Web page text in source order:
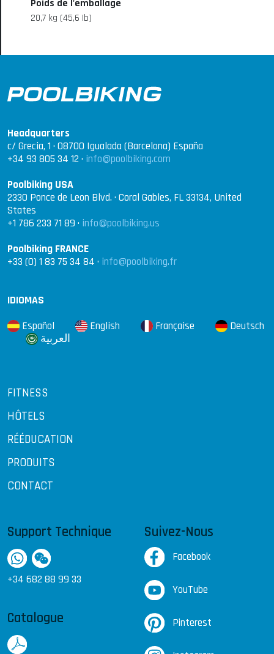
Poids de l'emballage
20,7 kg (45,6 Ib)
Headquarters
c/ Grecia, 1 · 08700 Igualada (Barcelona) España
+34 93 805 34 12 · info@poolbiking.com
Poolbiking USA
2330 Ponce de Leon Blvd. · Coral Gables, FL 33134, United
States
+1 786 233 71 89 · info@poolbiking.us
Poolbiking FRANCE
+33 (0) 1 83 75 34 84 · info@poolbiking.fr
IDIOMAS
Español
English Française
Deutsch
العربية
FITNESS
HÔTELS
RÉÉDUCATION
PRODUITS
CONTACT
Support Technique
+34 682 88 99 33
Catalogue
Suivez-Nous
Facebook
YouTube
Pinterest